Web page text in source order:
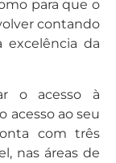
para que o
contando
excelência da
o acesso à
acesso ao seu
com três
nas áreas de